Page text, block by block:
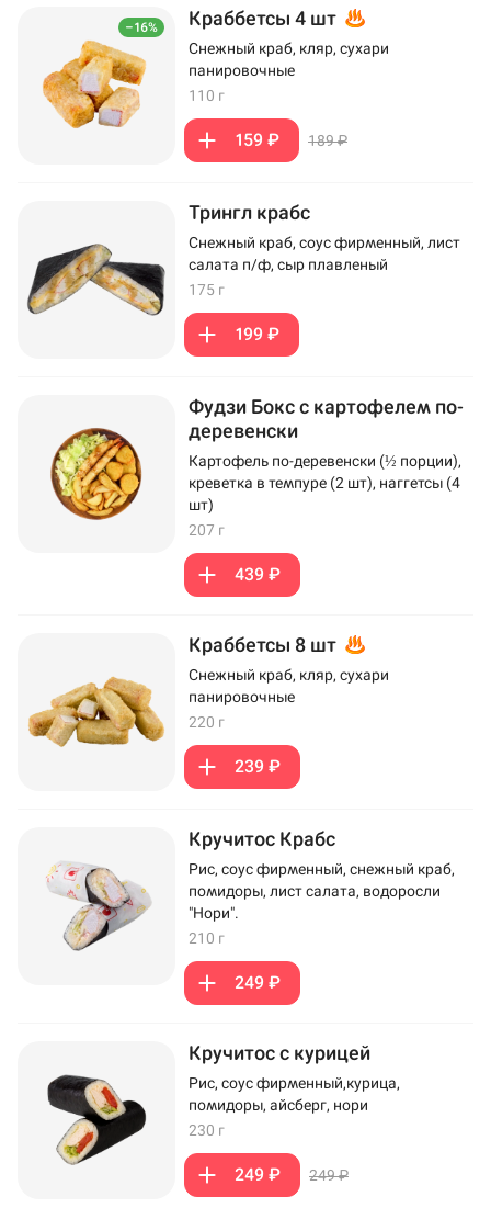
–16% Краббетсы 4 шт
Снежный краб, кляр, сухари
панировочные
110 г
159 ₽ 189 ₽
Трингл крабс
Снежный краб, соус фирменный, лист
салата п/ф, сыр плавленый
175 г
199 ₽
Фудзи Бокс с картофелем по-
деревенски
Картофель по-деревенски (½ порции),
креветка в темпуре (2 шт), наггетсы (4
шт)
207 г
439 ₽
Краббетсы 8 шт
Снежный краб, кляр, сухари
панировочные
220 г
239 ₽
Кручитос Крабс
Рис, соус фирменный, снежный краб,
помидоры, лист салата, водоросли
"Нори".
210 г
249 ₽
Кручитос с курицей
Рис, соус фирменный,курица,
помидоры, айсберг, нори
230 г
249 ₽ 249 ₽